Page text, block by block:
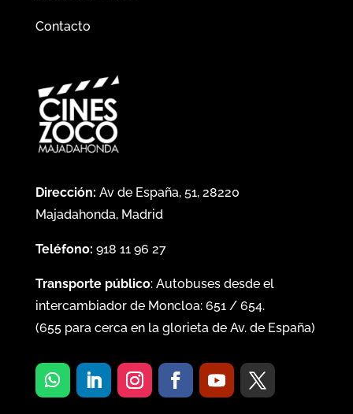
Contacto
Dirección: Av de España, 51, 28220
Majadahonda, Madrid
Teléfono: 918 11 96 27
Transporte público: Autobuses desde el
intercambiador de Moncloa: 651/ 654.
(655para cerca en la glorieta de Av. de España)